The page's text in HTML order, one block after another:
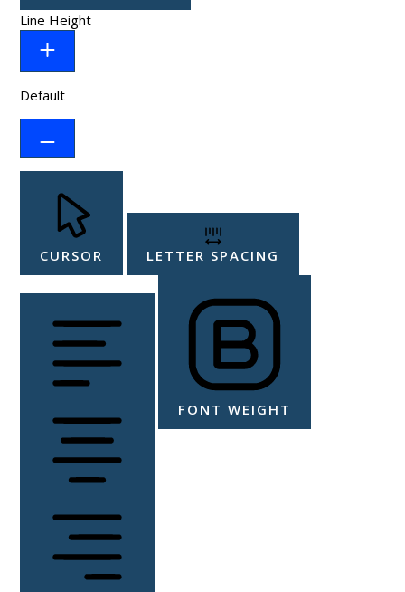
Line Height
Default
CURSOR LETTER SPACING
FONT WEIGHT